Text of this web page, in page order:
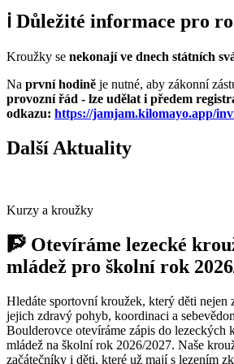
ℹ️ Důležité informace pro
Kroužky se nekonají ve dnech státních
Na první hodině je nutné, aby zákonní
provozní řád - lze udělat i předem
odkazu: https://jamjam.kilomayo.app/
Další Aktuality
Kurzy a kroužky
🧗 Otevíráme lezecké
mládež pro školní rok
Hledáte sportovní kroužek, který děti nejen
jejich zdravý pohyb, koordinaci a
Boulderovce otevíráme zápis do lezeckých
mládež na školní rok 2026/2027. Naše
začátečníky i děti, které už mají s lezením